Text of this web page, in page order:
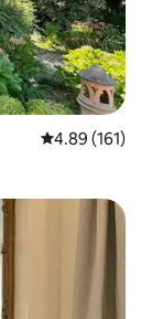
從 161 則評價
4.89 (161)